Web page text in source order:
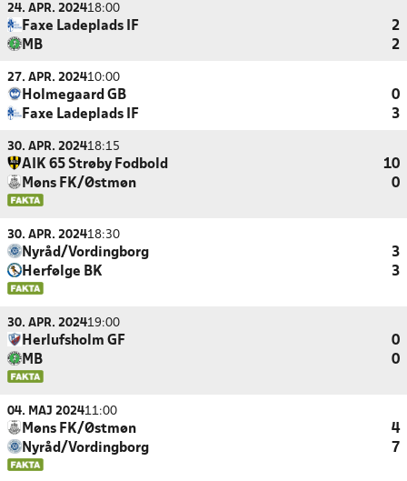
24. APR. 202418:00
Faxe Ladeplads IF
2
MB
2
27. APR. 202410:00
Holmegaard GB
0
Faxe Ladeplads IF
3
30. APR. 202418:15
AIK 65 Strøby Fodbold
10
Møns FK/Østmøn
0
30. APR. 202418:30
Nyråd/Vordingborg
3
Herfølge BK
3
30. APR. 202419:00
Herlufsholm GF
0
MB
0
04. MAJ 202411:00
Møns FK/Østmøn
4
Nyråd/Vordingborg
7